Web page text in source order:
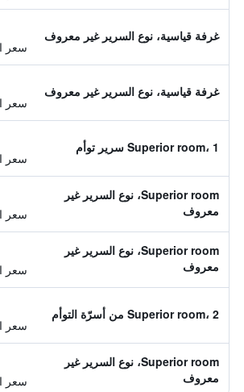
غرفة قياسية، نوع السرير غير معروف
سعر
غرفة قياسية، نوع السرير غير معروف
سعر
Superior room، 1 سرير توأم
سعر
Superior room، نوع السرير غير
معروف
سعر
Superior room، نوع السرير غير
معروف
سعر
Superior room، 2 من أسرّة التوأم
سعر
Superior room، نوع السرير غير
معروف
سعر